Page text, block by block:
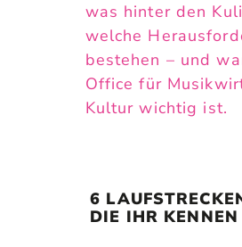
was hinter den
welche
bestehen – und
Office für
Kultur wichtig ist.
6
DIE IHR